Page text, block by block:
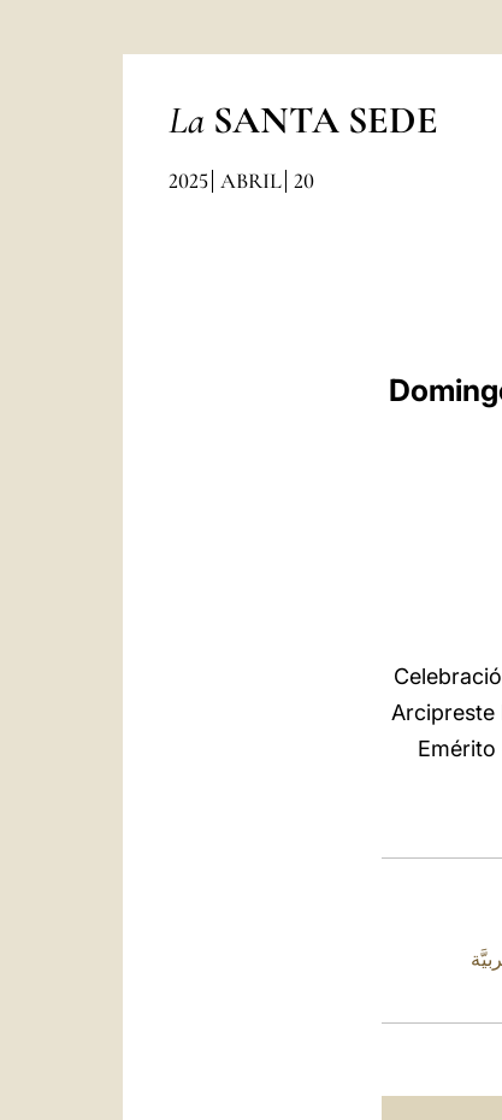
La SANTA SEDE
2025 ABRIL 20
Arcipreste
Emérito